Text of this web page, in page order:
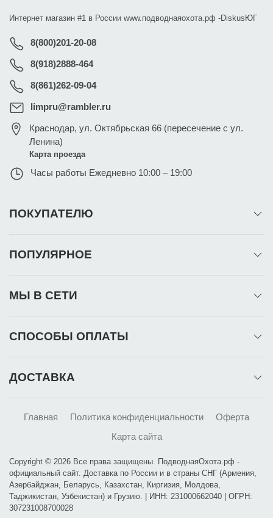
Интернет магазин #1 в России www.подводнаяохота.рф -DiskusЮГ
8(800)201-20-08
8(918)2888-464
8(861)262-09-04
limpru@rambler.ru
Краснодар,ул. Октябрьская 66 (пересечение с ул.
Ленина)
Карта проезда
Часы работы Ежедневно 10:00 – 19:00
ПОКУПАТЕЛЮ
ПОПУЛЯРНОЕ
МЫ В СЕТИ
СПОСОБЫ ОПЛАТЫ
ДОСТАВКА
Главная Политика конфиденциальности
Оферта
Карта сайта
Copyright © 2026 Все права защищены. ПодводнаяОхота.рф -
официальный сайт. Доставка по России и в страны СНГ (Армения,
Азербайджан, Беларусь, Казахстан, Киргизия, Молдова,
Таджикистан, Узбекистан) и Грузию. | ИНН: 231000662040 | ОГРН:
307231008700028